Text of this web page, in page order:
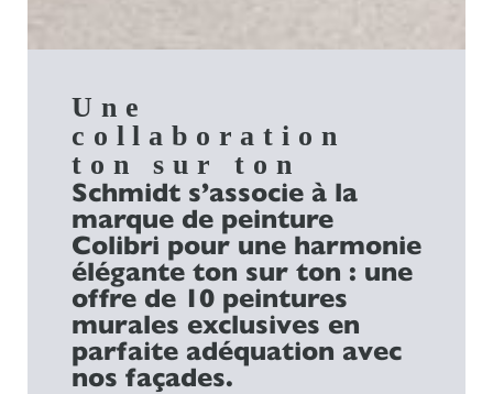
Une
collaboration
ton sur ton
Schmidt s’associe à la
marque de peinture
Colibri pour une harmonie
élégante ton sur ton : une
offre de 10 peintures
murales exclusives en
parfaite adéquation avec
nos façades.